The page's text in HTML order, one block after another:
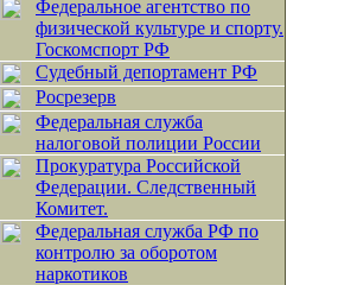
Федеральное агентство по
физической культуре и спорту.
Госкомспорт РФ
Судебный депортамент РФ
Росрезерв
Федеральная служба
налоговой полиции России
Прокуратура Российской
Федерации. Следственный
Комитет.
Федеральная служба РФ по
контролю за оборотом
наркотиков